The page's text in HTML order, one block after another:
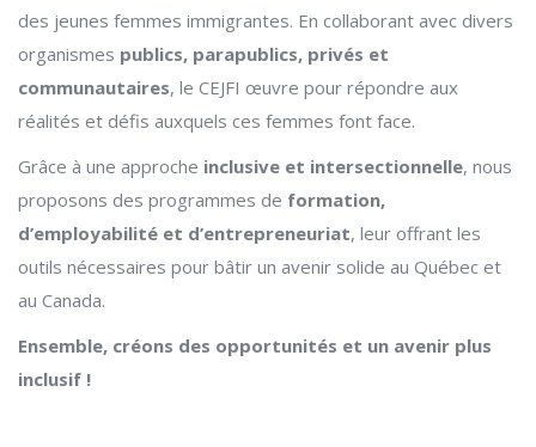
des jeunes femmes immigrantes. En collaborant avec divers
organismes publics, parapublics, privés et
communautaires, le CEJFI œuvre pour répondre aux
réalités et défis auxquels ces femmes font face.
Grâce à une approche inclusive et intersectionnelle, nous
proposons des programmes de formation,
d’employabilité et d’entrepreneuriat, leur offrant les
outils nécessaires pour bâtir un avenir solide au Québec et
au Canada.
Ensemble, créons des opportunités et un avenir plus
inclusif !